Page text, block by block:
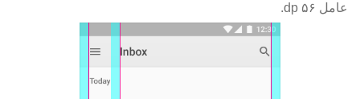
عامل ۵۶ dp .